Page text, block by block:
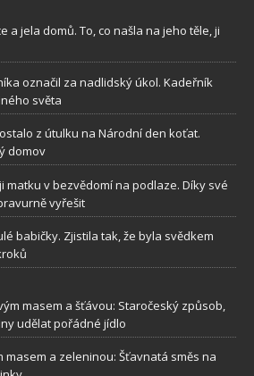
a jela domů. To, co našla na jeho těle, ji
označil za nadlidský úkol. Kadeřník
světa
z útulku na Národní den koťat.
domov
matku v bezvědomí na podlaze. Díky své
vyřešit
babičky. Zjistila tak, že byla svědkem
masem a šťávou: Staročeský způsob,
udělat pořádné jídlo
masem a zeleninou: Šťavnatá směs na